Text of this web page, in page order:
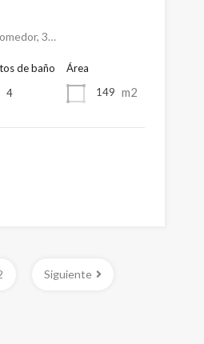
3…
de baño
4
Área
149 m2
Siguiente